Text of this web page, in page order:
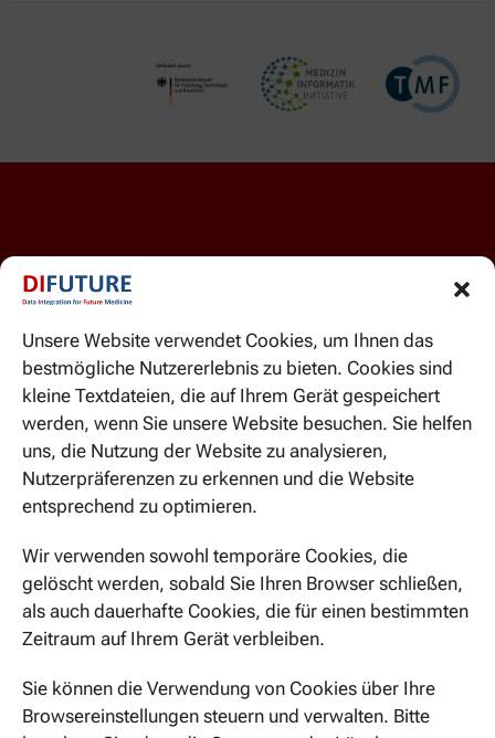
Unsere Website verwendet Cookies, um Ihnen das
bestmögliche Nutzererlebnis zu bieten. Cookies sind
kleine Textdateien, die auf Ihrem Gerät gespeichert
werden, wenn Sie unsere Website besuchen. Sie helfen
uns, die Nutzung der Website zu analysieren,
Nutzerpräferenzen zu erkennen und die Website
entsprechend zu optimieren.
Wir verwenden sowohl temporäre Cookies, die
gelöscht werden, sobald Sie Ihren Browser schließen,
als auch dauerhafte Cookies, die für einen bestimmten
Zeitraum auf Ihrem Gerät verbleiben.
Sie können die Verwendung von Cookies über Ihre
Browsereinstellungen steuern und verwalten. Bitte
WIR SIND HIER ZU ERREICHEN
Ismaninger Str. 22
81675 München
JETZT KONTAKTIEREN